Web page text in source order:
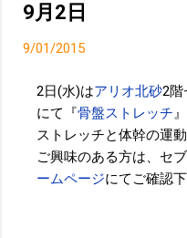
9月2日
9/01/2015
2日(水)はアリオ北砂2階
にて『骨盤ストレッチ
ストレッチと体幹の運
ご興味のある方は、セ
ームページにてご確認下